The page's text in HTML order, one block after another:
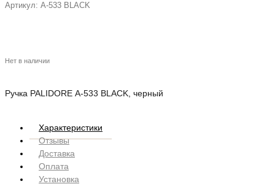
Артикул: А-533 BLACK
Нет в наличии
Ручка PALIDORE А-533 BLACK, черный
Характеристики
Отзывы
Доставка
Оплата
Установка